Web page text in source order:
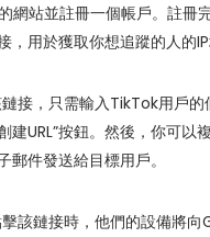
網站並註冊一個帳戶。註冊
，用於獲取你想追蹤的人的
接，只需輸入TikTok用戶的
建URL”按鈕。然後，你可以
郵件發送給目標用戶。
該鏈接時，他們的設備將